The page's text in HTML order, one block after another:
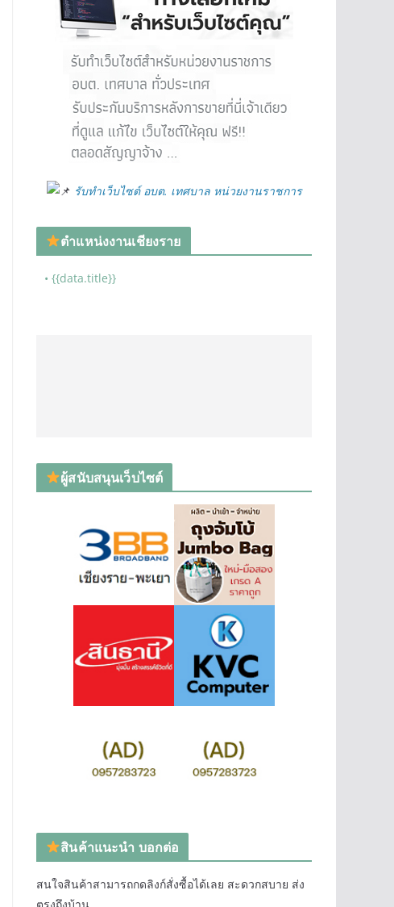
รับทำเว็บไซต์ อบต. เทศบาล หน่วยงานราชการ
ตำแหน่งงานเชียงราย
• {{data.title}}
ผู้สนับสนุนเว็บไซต์
สินค้าแนะนำ บอกต่อ
สนใจสินค้าสามารถกดลิงก์สั่งซื้อได้เลย สะดวกสบาย ส่ง